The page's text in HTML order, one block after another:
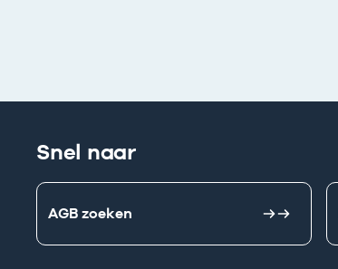
Snel naar
AGB zoeken